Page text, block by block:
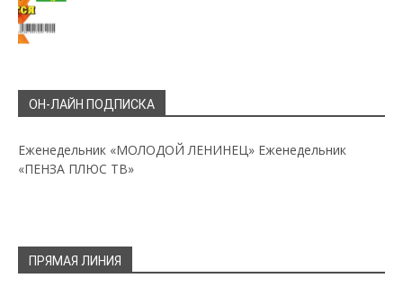
ОН-ЛАЙН ПОДПИСКА
Еженедельник «МОЛОДОЙ ЛЕНИНЕЦ» Еженедельник
«ПЕНЗА ПЛЮС ТВ»
ПРЯМАЯ ЛИНИЯ